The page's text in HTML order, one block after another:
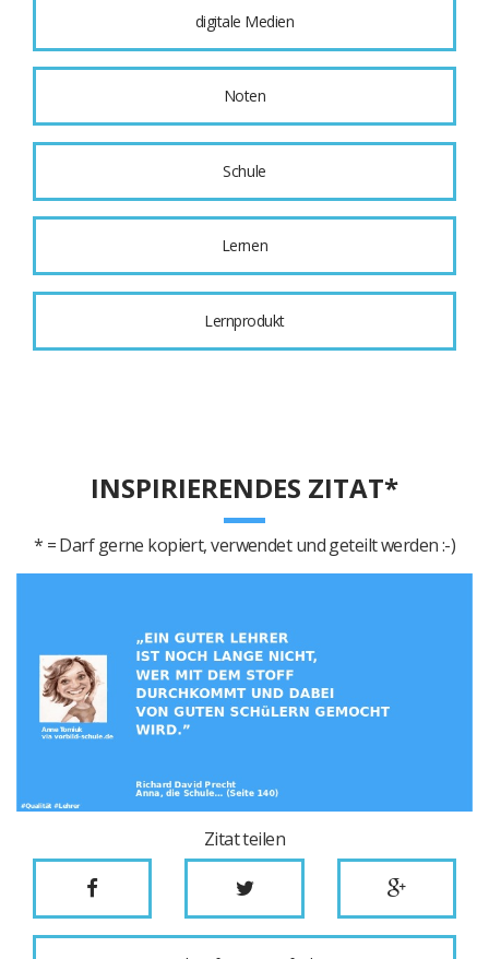
digitale Medien
Noten
Schule
Lernen
Lernprodukt
INSPIRIERENDES ZITAT*
* = Darf gerne kopiert, verwendet und geteilt werden :-)
Zitat teilen